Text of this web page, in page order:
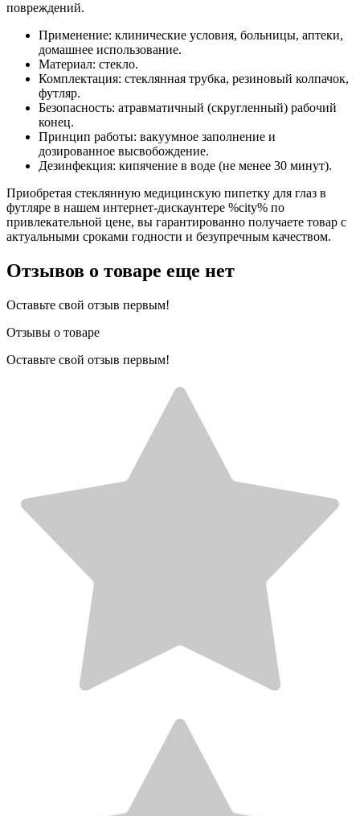
повреждений.
Применение: клинические условия, больницы, аптеки,
домашнее использование.
Материал: стекло.
Комплектация: стеклянная трубка, резиновый колпачок,
футляр.
Безопасность: атравматичный (скругленный) рабочий
конец.
Принцип работы: вакуумное заполнение и
дозированное высвобождение.
Дезинфекция: кипячение в воде (не менее 30 минут).
Приобретая стеклянную медицинскую пипетку для глаз в
футляре в нашем интернет-дискаунтере %city% по
привлекательной цене, вы гарантированно получаете товар с
актуальными сроками годности и безупречным качеством.
Отзывов о товаре еще нет
Оставьте свой отзыв первым!
Отзывы о товаре
Оставьте свой отзыв первым!